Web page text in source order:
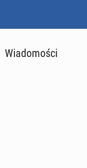
Wiadomości